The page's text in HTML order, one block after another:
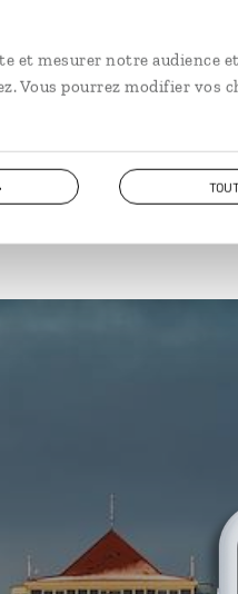
mesurer notre audience
Vous pourrez modifier vos
POLOGNE